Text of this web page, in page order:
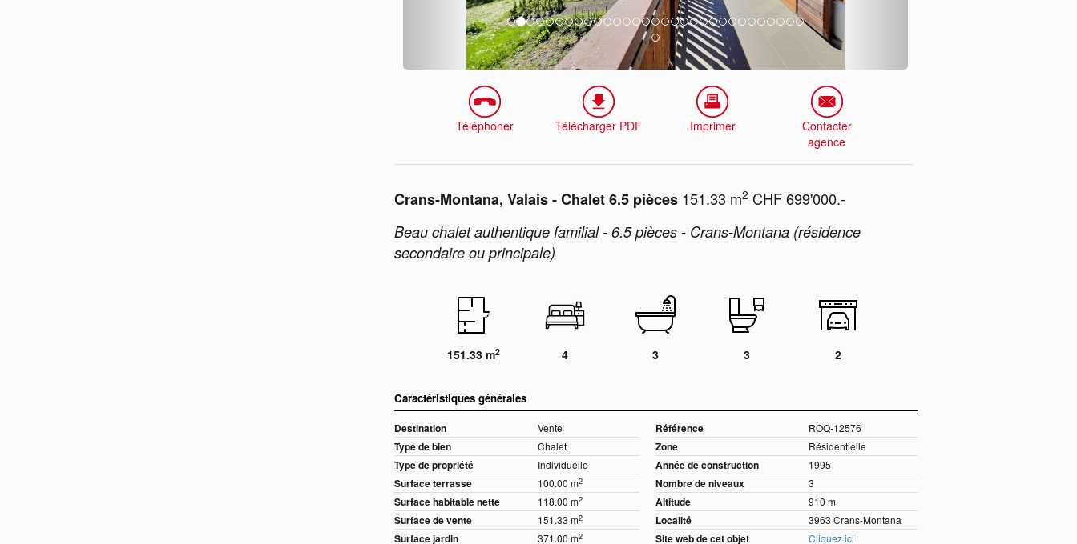
Téléphoner Télécharger PDF Imprimer
Contacter
agence
Crans-Montana, Valais - Chalet 6.5 pièces 151.33 m2 CHF 699'000.-
Beau chalet authentique familial - 6.5 pièces - Crans-Montana (résidence
secondaire ou principale)
151.33 m2 4 3 3 2
Caractéristiques générales
Destination Vente
Type de bien Chalet
Type de propriété Individuelle
Surface terrasse 100.00 m2
Surface habitable nette 118.00 m2
Surface de vente 151.33 m2
Surface jardin 371.00 m2
Référence ROQ-12576
Zone Résidentielle
Année de construction 1995
Nombre de niveaux 3
Altitude 910 m
Localité 3963 Crans-Montana
Site web de cet objet Cliquez ici